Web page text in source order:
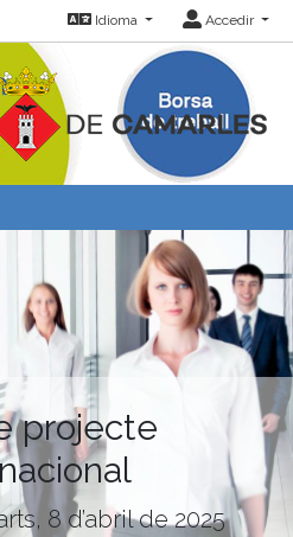
Idioma Accedir
projecte
8 d’abril de 2025